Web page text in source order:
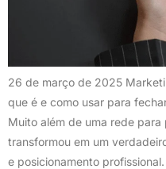
26 de março de 2025
que é e como usar para
Muito além de uma rede
transformou em um
e posicionamento